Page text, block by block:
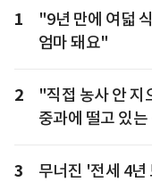
1
"9년 만에 여덟
엄마 돼요"
2
"직접 농사 안
중과에 떨고 있
3 무너진 '전세 4